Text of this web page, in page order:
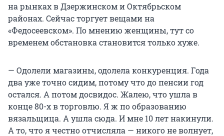
на рынках в Дзержинском и Октябрьском
районах. Сейчас торгует вещами на
«Федосеевском». По мнению женщины, тут со
временем обстановка становится только хуже.
— Одолели магазины, одолела конкуренция. Года
два уже точно сидим, потому что до пенсии год
остался. А потом досвидос. Жалею, что ушла в
конце 80-х в торговлю. Я ж по образованию
вязальщица. А ушла сюда. И мне 10 лет накинули.
А то, что я честно отчисляла — никого не волнует,